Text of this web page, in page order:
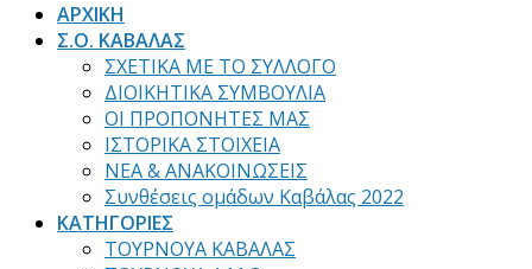
ΑΡΧΙΚΗ
Σ.Ο. ΚΑΒΑΛΑΣ
ΣΧΕΤΙΚΑ ΜΕ ΤΟ ΣΥΛΛΟΓΟ
ΔΙΟΙΚΗΤΙΚΑ ΣΥΜΒΟΥΛΙΑ
ΟΙ ΠΡΟΠΟΝΗΤΕΣ ΜΑΣ
ΙΣΤΟΡΙΚΑ ΣΤΟΙΧΕΙΑ
ΝΕΑ & ΑΝΑΚΟΙΝΩΣΕΙΣ
Συνθέσεις ομάδων Καβάλας 2022
ΚΑΤΗΓΟΡΙΕΣ
ΤΟΥΡΝΟΥΑ ΚΑΒΑΛΑΣ